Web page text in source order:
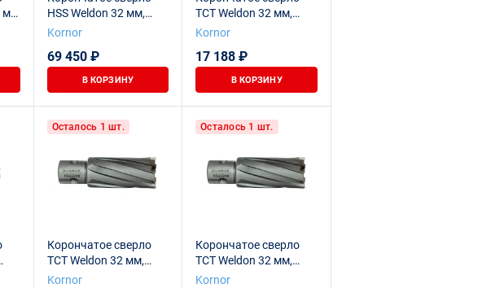
мм
HSS Weldon 32 мм,
100х110 мм Kornor
Kornor
69 450 ₽
В КОРЗИНУ
TCT Weldon 32 мм,
100х55 мм Kornor
Kornor
17 188 ₽
В КОРЗИНУ
Осталось 1 шт.
Корончатое сверло
TCT Weldon 32 мм,
100х80 мм Kornor
Kornor
Осталось 1 шт.
Корончатое сверло
TCT Weldon 32 мм,
100х110 мм Kornor
Kornor